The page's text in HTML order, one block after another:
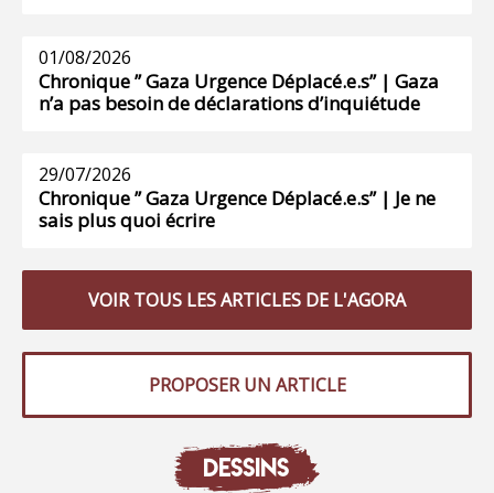
01/08/2026
Chronique ” Gaza Urgence Déplacé.e.s” | Gaza
n’a pas besoin de déclarations d’inquiétude
29/07/2026
Chronique ” Gaza Urgence Déplacé.e.s” | Je ne
sais plus quoi écrire
VOIR TOUS LES ARTICLES DE L'AGORA
PROPOSER UN ARTICLE
DESSINS